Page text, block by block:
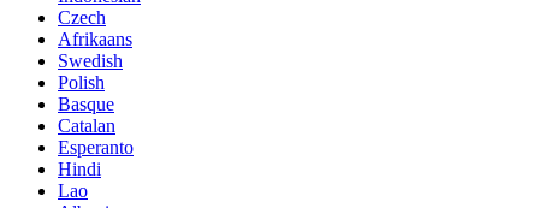
Czech
Afrikaans
Swedish
Polish
Basque
Catalan
Esperanto
Hindi
Lao